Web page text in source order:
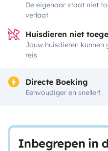
De eigenaar staat niet
verlaat
Huisdieren niet
Jouw huisdieren kunnen
reis
Directe Boeking
Eenvoudiger en sneller!
Inbegrepen in